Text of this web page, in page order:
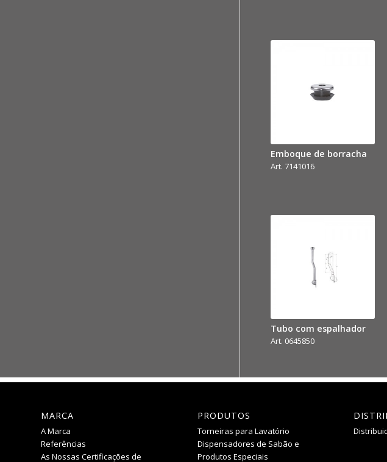
Emboque de borracha
Art. 7141016
Tubo com espalhador
Art. 0645850
MARCA
A Marca
Referências
As Nossas Certificações de
PRODUTOS
Torneiras para Lavatório
Dispensadores de Sabão e
Produtos Especiais